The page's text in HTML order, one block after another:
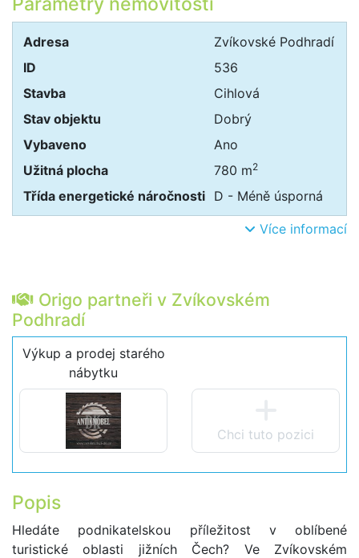
Adresa
Zvíkovské Podhradí
ID
536
Stavba
Cihlová
Stav objektu
Dobrý
Vybaveno
Ano
Užitná plocha
780 m2
Třída energetické náročnosti D - Méně úsporná
Více informací
Origo partneři v Zvíkovském
Podhradí
Výkup a prodej starého
nábytku
Chci tuto pozici
Popis
Hledáte podnikatelskou příležitost v oblíbené
turistické oblasti jižních Čech? Ve Zvíkovském